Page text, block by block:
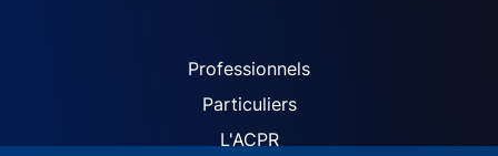
ACPR site navigation
Professionnels
Particuliers
L'ACPR